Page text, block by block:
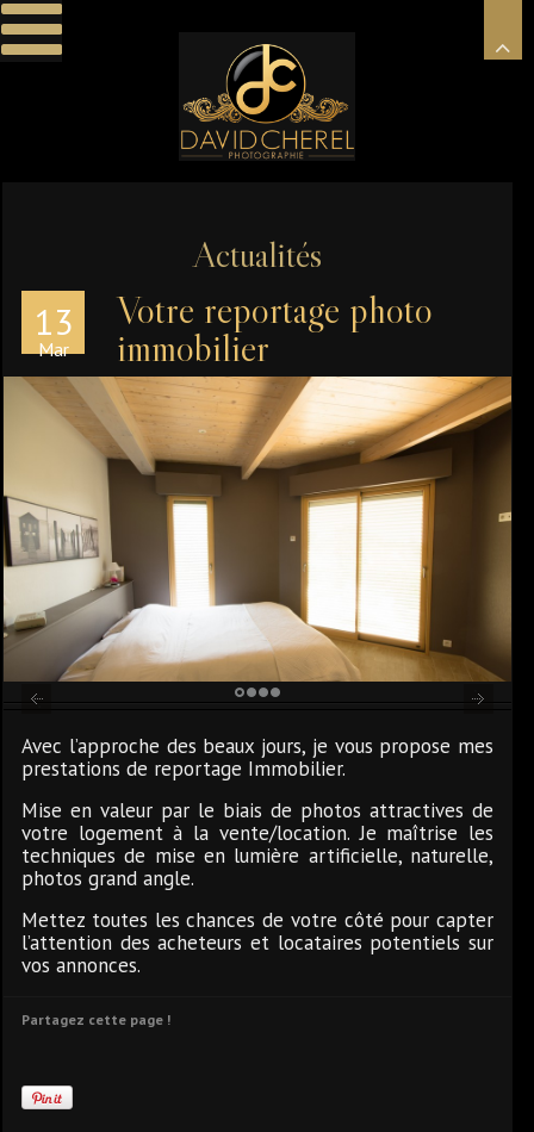
Actualités
13
Mar
Votre reportage photo
immobilier
1234
Avec l’approche des beaux jours, je vous propose mes
prestations de reportage Immobilier.
Mise en valeur par le biais de photos attractives de
votre logement à la vente/location. Je maîtrise les
techniques de mise en lumière artificielle, naturelle,
photos grand angle.
Mettez toutes les chances de votre côté pour capter
l’attention des acheteurs et locataires potentiels sur
vos annonces.
Partagez cette page !